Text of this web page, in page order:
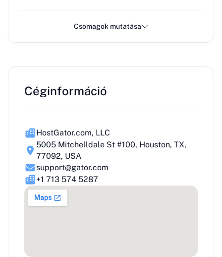
Csomagok mutatása
Céginformáció
HostGator.com, LLC
5005 Mitchelldale St #100, Houston, TX,
77092, USA
support@gator.com
+1 713 574 5287